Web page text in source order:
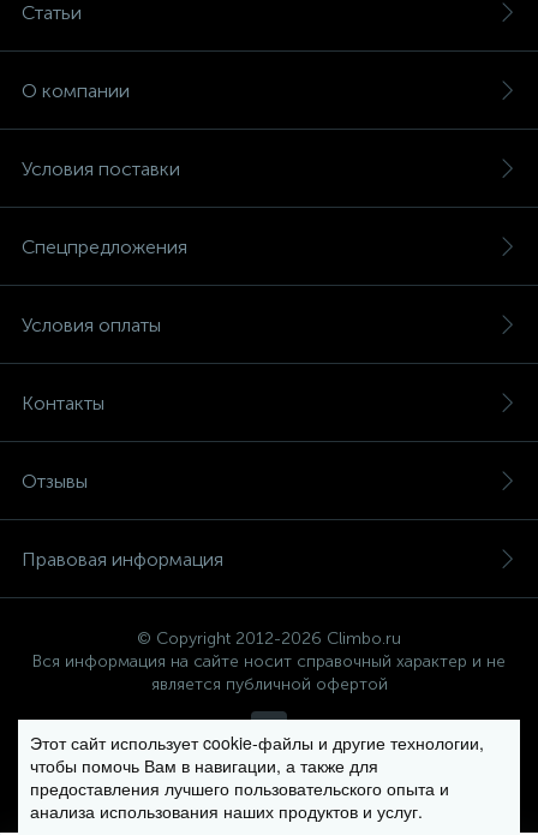
Статьи
О компании
Условия поставки
Спецпредложения
Условия оплаты
Контакты
Отзывы
Правовая информация
© Copyright 2012-2026 Climbo.ru
Вся информация на сайте носит справочный характер и не
является публичной офертой
Политика компании в отношении обработки персональных
данных
Этот сайт использует cookie-файлы и другие технологии,
чтобы помочь Вам в навигации, а также для
предоставления лучшего пользовательского опыта и
анализа использования наших продуктов и услуг.